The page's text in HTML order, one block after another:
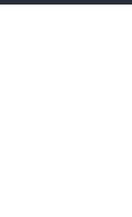
瀏覽更多社群打